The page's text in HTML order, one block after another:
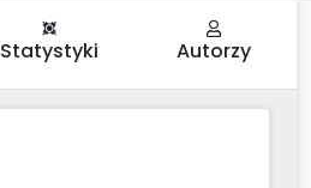
Statystyki Autorzy